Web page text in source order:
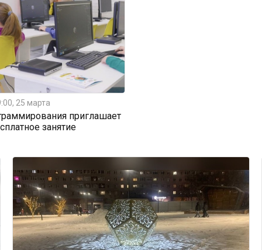
25 марта
приглашает
занятие